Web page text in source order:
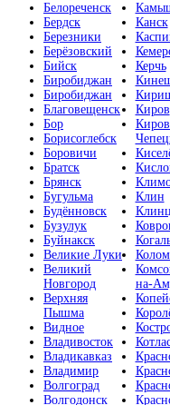
Белореченск
Бердск
Березники
Берёзовский
Бийск
Биробиджан
Биробиджан
Благовещенск
Бор
Борисоглебск
Боровичи
Братск
Брянск
Бугульма
Будённовск
Бузулук
Буйнакск
Великие Луки
Великий
Новгород
Верхняя
Пышма
Видное
Владивосток
Владикавказ
Владимир
Волгоград
Волгодонск
Канск
Керчь
Киров
Клин
на-